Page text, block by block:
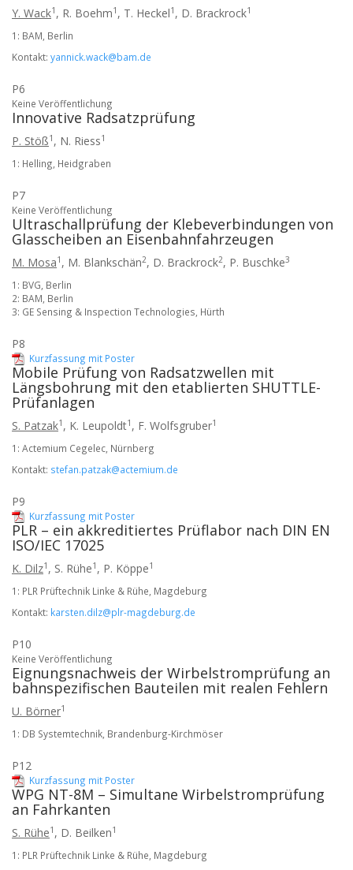
Y. Wack1 , R. Boehm1 , T. Heckel1 , D. Brackrock1
1: BAM, Berlin
Kontakt: yannick.wack@bam.de
P6
Keine Veröffentlichung
Innovative Radsatzprüfung
P. Stöß1 , N. Riess1
1: Helling, Heidgraben
P7
Keine Veröffentlichung
Ultraschallprüfung der Klebeverbindungen von
Glasscheiben an Eisenbahnfahrzeugen
M. Mosa1 , M. Blankschän2, D. Brackrock2, P. Buschke3
1: BVG, Berlin
2: BAM, Berlin
3: GE Sensing & Inspection Technologies, Hürth
P8
Kurzfassung mit Poster
Mobile Prüfung von Radsatzwellen mit
Längsbohrung mit den etablierten SHUTTLE-
Prüfanlagen
S. Patzak1 , K. Leupoldt1 , F. Wolfsgruber1
1: Actemium Cegelec, Nürnberg
Kontakt: stefan.patzak@actemium.de
P9
Kurzfassung mit Poster
PLR – ein akkreditiertes Prüflabor nach DIN EN
ISO/IEC 17025
K. Dilz1 , S. Rühe1 , P. Köppe1
1: PLR Prüftechnik Linke & Rühe, Magdeburg
Kontakt: karsten.dilz@plr-magdeburg.de
P10
Keine Veröffentlichung
Eignungsnachweis der Wirbelstromprüfung an
bahnspezifischen Bauteilen mit realen Fehlern
U. Börner1
1: DB Systemtechnik, Brandenburg-Kirchmöser
P12
Kurzfassung mit Poster
WPG NT-8M – Simultane Wirbelstromprüfung
an Fahrkanten
S. Rühe1 , D. Beilken1
1: PLR Prüftechnik Linke & Rühe, Magdeburg